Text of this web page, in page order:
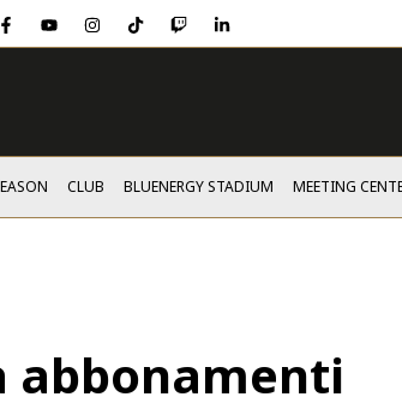
facebook
youtubeinstagram
tiktoktwitchlinkedin
CLUB BLUENERGY STADIUM MEETING
abbonamenti